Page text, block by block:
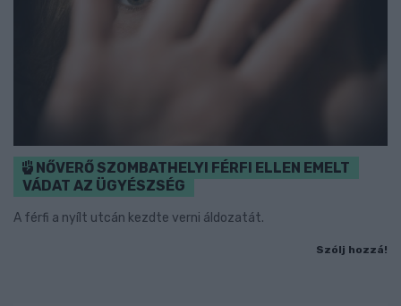
NŐVERŐ SZOMBATHELYI FÉRFI ELLEN EMELT
VÁDAT AZ ÜGYÉSZSÉG
A férfi a nyílt utcán kezdte verni áldozatát.
Szólj hozzá!